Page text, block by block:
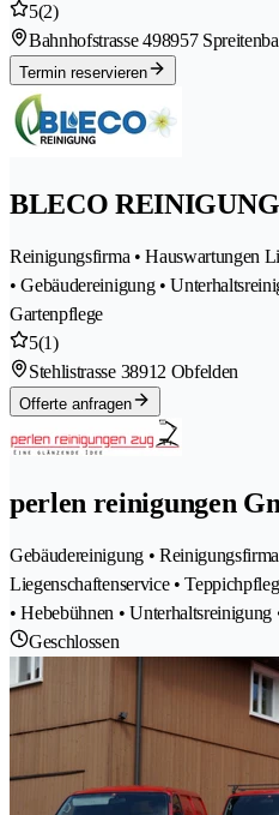
5(2)
Bahnhofstrasse 498957
Termin reservieren
BLECO REINIGUNG
Reinigungsfirma • Hauswartungen
• Gebäudereinigung •
Gartenpflege
5(1)
Stehlistrasse 38912 Obfelden
Offerte anfragen
perlen reinigungen
Gebäudereinigung •
Liegenschaftenservice •
• Hebebühnen •
Geschlossen